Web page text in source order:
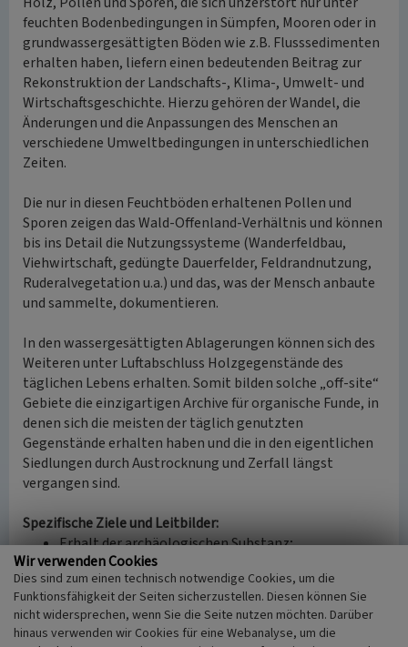
feuchten Bodenbedingungen in Sümpfen, Mooren oder in
grundwassergesättigten Böden wie z.B. Flusssedimenten
erhalten haben, liefern einen bedeutenden Beitrag zur
Rekonstruktion der Landschafts-, Klima-, Umwelt- und
Wirtschaftsgeschichte. Hierzu gehören der Wandel, die
Änderungen und die Anpassungen des Menschen an
verschiedene Umweltbedingungen in unterschiedlichen
Zeiten.
Die nur in diesen Feuchtböden erhaltenen Pollen und
Sporen zeigen das Wald-Offenland-Verhältnis und können
bis ins Detail die Nutzungssysteme (Wanderfeldbau,
Viehwirtschaft, gedüngte Dauerfelder, Feldrandnutzung,
Ruderalvegetation u.a.) und das, was der Mensch anbaute
und sammelte, dokumentieren.
In den wassergesättigten Ablagerungen können sich des
Weiteren unter Luftabschluss Holzgegenstände des
täglichen Lebens erhalten. Somit bilden solche „off-site“
Gebiete die einzigartigen Archive für organische Funde, in
denen sich die meisten der täglich genutzten
Gegenstände erhalten haben und die in den eigentlichen
Siedlungen durch Austrocknung und Zerfall längst
vergangen sind.
Spezifische Ziele und Leitbilder:
Erhalt der archäologischen Substanz;
Erhalt der Feuchtböden als Bodenarchiv.
Aus: Landschaftsverband Westfalen-Lippe und
Wir verwenden Cookies
Dies sind zum einen technisch notwendige Cookies, um die
Funktionsfähigkeit der Seiten sicherzustellen. Diesen können Sie
nicht widersprechen, wenn Sie die Seite nutzen möchten. Darüber
hinaus verwenden wir Cookies für eine Webanalyse, um die